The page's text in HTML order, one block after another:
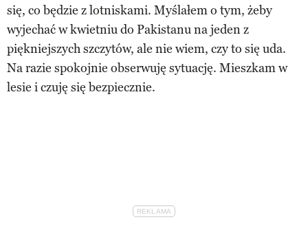
się, co będzie z lotniskami. Myślałem o tym, żeby
wyjechać w kwietniu do Pakistanu na jeden z
piękniejszych szczytów, ale nie wiem, czy to się uda.
Na razie spokojnie obserwuję sytuację. Mieszkam w
lesie i czuję się bezpiecznie.